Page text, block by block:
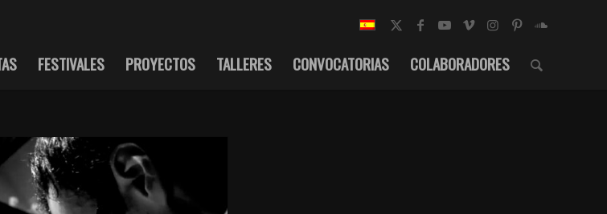
FESTIVALES PROYECTOS TALLERES CONVOCATORIAS COLABORADORES